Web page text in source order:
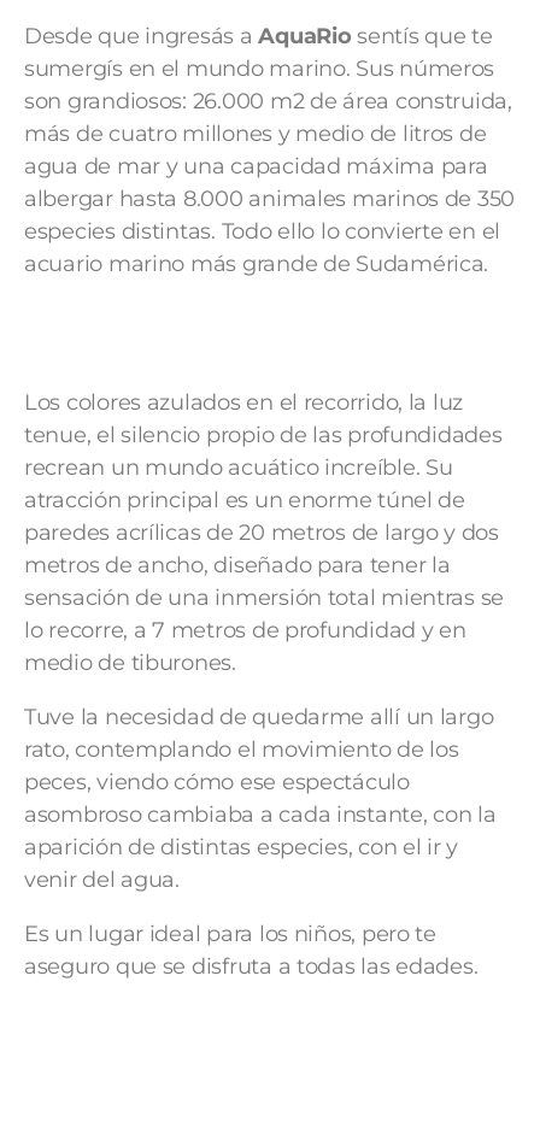
Desde que ingresás aAquaRio sentís que te
sumergís en el mundo marino. Sus números
son grandiosos: 26.000 m2 de área construida,
más de cuatro millones y medio de litros de
agua de mar y una capacidad máxima para
albergar hasta 8.000 animales marinos de 350
especies distintas. Todo ello lo convierte en el
acuario marino más grande de Sudamérica.
Los colores azulados en el recorrido, la luz
tenue, el silencio propio de las profundidades
recrean un mundo acuático increíble. Su
atracción principal es un enorme túnel de
paredes acrílicas de 20 metros de largo y dos
metros de ancho, diseñado para tener la
sensación de una inmersión total mientras se
lo recorre, a 7 metros de profundidad y en
medio de tiburones.
Tuve la necesidad de quedarme allí un largo
rato, contemplando el movimiento de los
peces, viendo cómo ese espectáculo
asombroso cambiaba a cada instante, con la
aparición de distintas especies, con el ir y
venir del agua.
Es un lugar ideal para los niños, pero te
aseguro que se disfruta a todas las edades.